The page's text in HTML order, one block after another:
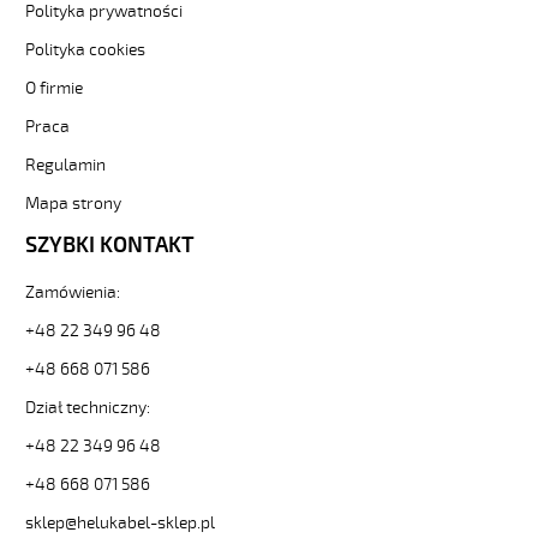
Kabel
elastyczny
żyły
kolorowe
Hekulabel
11107].
HELUKABEL
sklep.pl/upload/galleries/producers/small_
500
4G2,5
Kabel
elastyczny
żyły
kolorowe
11107
Polityka prywatności
Polityka cookies
O firmie
Praca
Regulamin
Mapa strony
SZYBKI KONTAKT
Zamówienia:
+48 22 349 96 48
+48 668 071 586
Dział techniczny:
+48 22 349 96 48
+48 668 071 586
sklep@helukabel-sklep.pl